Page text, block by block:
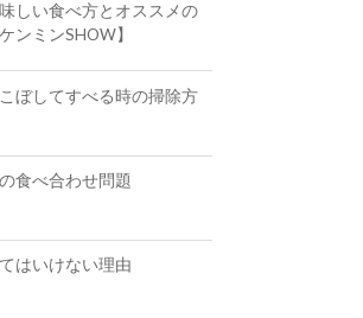
しい食べ方とオススメの
ンミンSHOW】
ぼしてすべる時の掃除方
食べ合わせ問題
はいけない理由